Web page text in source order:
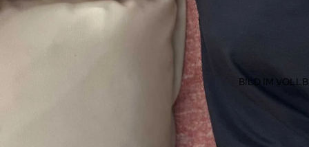
BILD IM